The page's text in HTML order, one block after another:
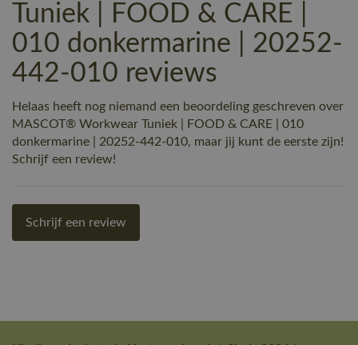
Tuniek | FOOD & CARE |
010 donkermarine | 20252-
442-010 reviews
Helaas heeft nog niemand een beoordeling geschreven over
MASCOT® Workwear Tuniek | FOOD & CARE | 010
donkermarine | 20252-442-010, maar jij kunt de eerste zijn!
Schrijf een review!
Schrijf een review